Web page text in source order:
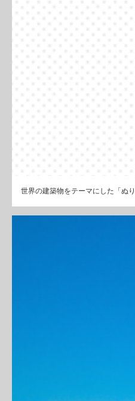
世界の建築物をテーマにした「ぬ